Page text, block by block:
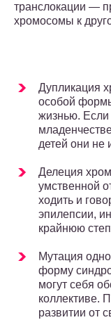
транслокации —
хромосомы к
Дупликация
особой
жизнью.
детей они не
Делеция
умственной
ходить и
эпилепсии,
крайнюю
Мутация
форму
могут себя
коллективе.
развитии от